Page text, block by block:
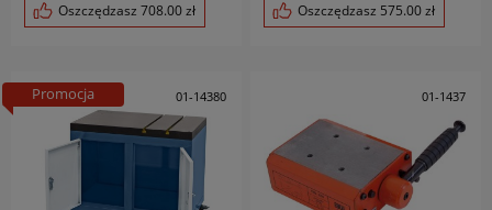
Oszczędzasz 708.00zł
Oszczędzasz 575.00zł
01-14380
Promocja 01-1437